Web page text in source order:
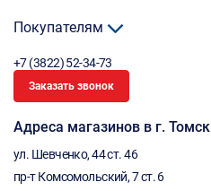
Покупателям
+7 (3822) 52-34-73
Заказать звонок
Адреса магазинов в г. Томск
ул. Шевченко, 44 ст. 46
пр-т Комсомольский, 7 ст. 6